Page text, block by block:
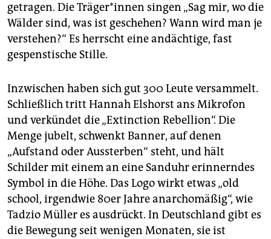
veranstaltungen
shop
fragen & hilfe
unterstützen
abo
genossenschaft
epaper login
getragen. Die Träger*innen singen „Sag mir, wo die
Wälder sind, was ist geschehen? Wann wird man je
verstehen?“ Es herrscht eine andächtige, fast
gespenstische Stille.
Inzwischen haben sich gut 300 Leute versammelt.
Schließlich tritt Hannah Elshorst ans Mikrofon
und verkündet die „Extinction Rebellion“. Die
Menge jubelt, schwenkt Banner, auf denen
„Aufstand oder Aussterben“ steht, und hält
Schilder mit einem an eine Sanduhr erinnerndes
Symbol in die Höhe. Das Logo wirkt etwas „old
school, irgendwie 80er Jahre anarchomäßig“, wie
Tadzio Müller es ausdrückt. In Deutschland gibt es
die Bewegung seit wenigen Monaten, sie ist